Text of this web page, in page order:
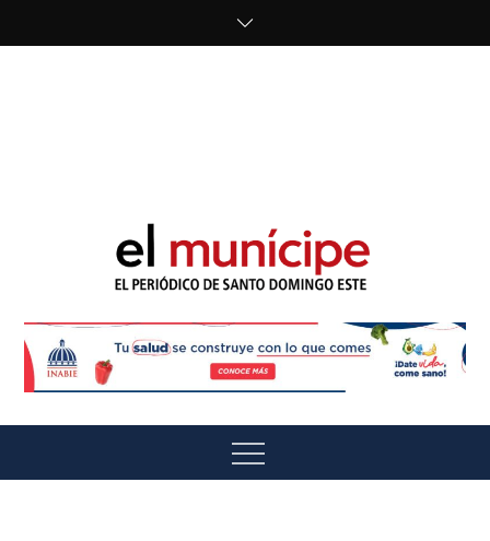
El Munícipe
Menu